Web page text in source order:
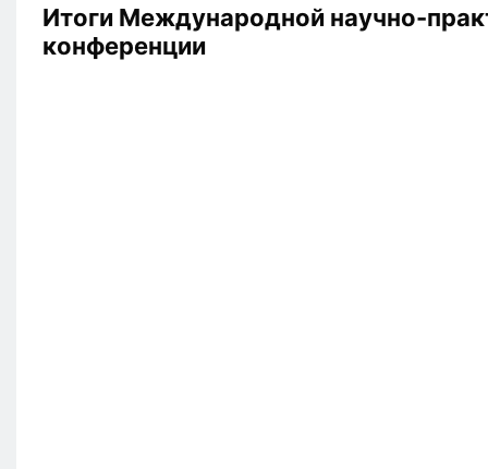
Итоги Международной научно-
конференции